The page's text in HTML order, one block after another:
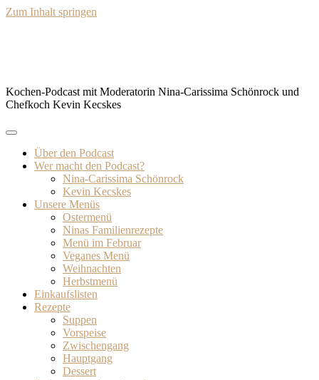
Zum Inhalt springen
Kochen-Podcast mit Moderatorin Nina-Carissima Schönrock und
Chefkoch Kevin Kecskes
Über den Podcast
Wer macht den Podcast?
Nina-Carissima Schönrock
Kevin Kecskes
Unsere Menüs
Ostermenü
Ninas Familienrezepte
Menü im Februar
Veganes Menü
Weihnachten
Herbstmenü
Einkaufslisten
Rezepte
Suppen
Vorspeise
Zwischengang
Hauptgang
Dessert